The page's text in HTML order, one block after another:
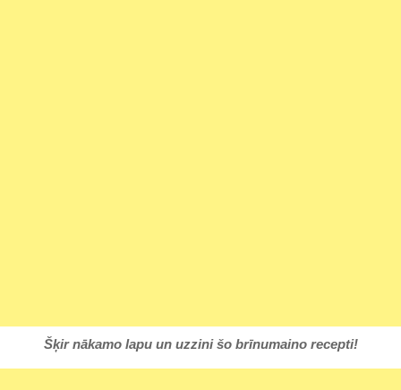
Šķir nākamo lapu un uzzini šo brīnumaino recepti!